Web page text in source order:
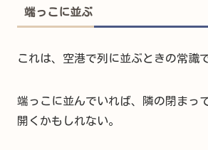
端っこに並ぶ
これは、空港で列に並ぶときの常識
端っこに並んでいれば、隣の閉まっ
開くかもしれない。